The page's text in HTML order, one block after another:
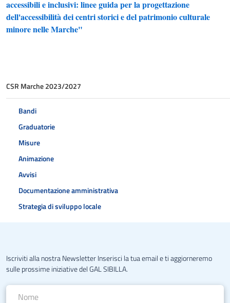
CSR Marche 2023/2027
Bandi
Graduatorie
Misure
Animazione
Avvisi
Documentazione amministrativa
Strategia di sviluppo locale
accessibili e inclusivi: linee guida per la progettazione
dell'accessibilità dei centri storici e del patrimonio culturale
minore nelle Marche"
Iscriviti alla nostra Newsletter Inserisci la tua email e ti aggiorneremo
sulle prossime iniziative del GAL SIBILLA.